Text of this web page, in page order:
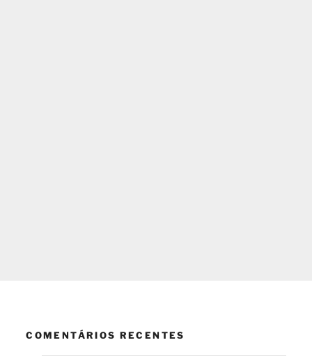
COMENTÁRIOS RECENTES